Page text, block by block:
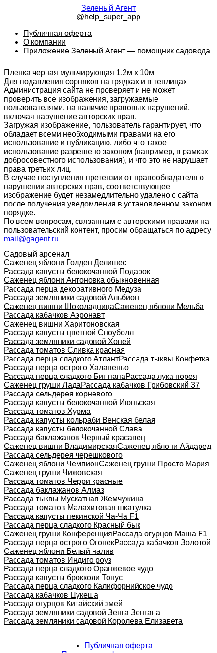
Зеленый Агент
@help_super_app
Публичная оферта
О компании
Приложение Зеленый Агент — помощник садовода
Пленка черная мульчирующая 1.2м х 10м
Для подавления сорняков на грядках и в теплицах
Администрация сайта не проверяет и не может
проверить все изображения, загружаемые
пользователями, на наличие правовых нарушений,
включая нарушение авторских прав.
Загружая изображение, пользователь гарантирует, что
обладает всеми необходимыми правами на его
использование и публикацию, либо что такое
использование разрешено законом (например, в рамках
добросовестного использования), и что это не нарушает
права третьих лиц.
В случае поступления претензии от правообладателя о
нарушении авторских прав, соответствующее
изображение будет незамедлительно удалено с сайта
после получения уведомления в установленном законом
порядке.
По всем вопросам, связанным с авторскими правами на
пользовательский контент, просим обращаться по адресу
mail@gagent.ru.
Садовый арсенал
Саженец яблони Голден Делишес
Рассада капусты белокочанной Подарок
Саженец яблони Антоновка обыкновенная
Рассада перца декоративного Медуза
Рассада земляники садовой Альбион
Саженец вишни ШоколадницаСаженец яблони Мельба
Рассада кабачков Аэронавт
Саженец вишни Харитоновская
Рассада капусты цветной Сноуболл
Рассада земляники садовой Хоней
Рассада томатов Сливка красная
Рассада перца сладкого АтлантРассада тыквы Конфетка
Рассада перца острого Халапеньо
Рассада перца сладкого Биг папаРассада лука порея
Саженец груши ЛадаРассада кабачков Грибовский 37
Рассада сельдерея корневого
Рассада капусты белокочанной Июньская
Рассада томатов Хурма
Рассада капусты кольраби Венская белая
Рассада капусты белокочанной Слава
Рассада баклажанов Черный красавец
Саженец вишни ВладимирскаяСаженец яблони Айдаред
Рассада сельдерея черешкового
Саженец яблони ЧемпионСаженец груши Просто Мария
Саженец груши Чижовская
Рассада томатов Черри красные
Рассада баклажанов Алмаз
Рассада тыквы Мускатная Жемчужина
Рассада томатов Малахитовая шкатулка
Рассада капусты пекинской Ча-Ча F1
Рассада перца сладкого Красный бык
Саженец груши КонференцияРассада огурцов Маша F1
Рассада перца острого ОгонекРассада кабачков Золотой
Саженец яблони Белый налив
Рассада томатов Индиго роуз
Рассада перца сладкого Оранжевое чудо
Рассада капусты брокколи Тонус
Рассада перца сладкого Калифорнийское чудо
Рассада кабачков Цукеша
Рассада огурцов Китайский змей
Рассада земляники садовой Зенга Зенгана
Рассада земляники садовой Королева Елизавета
Публичная оферта